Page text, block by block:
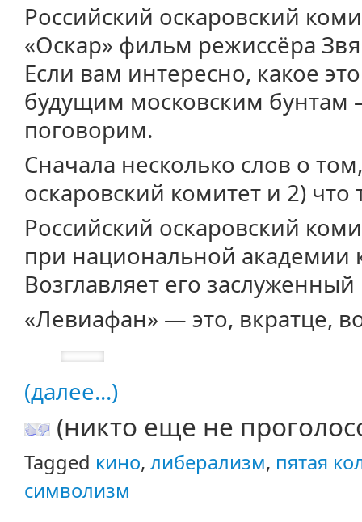
Российский оскаровский
«Оскар» фильм режиссёра
Если вам интересно, какое
будущим московским бунтам
поговорим.
Сначала несколько слов о
оскаровский комитет и 2) что
Российский оскаровский
при национальной академии
Возглавляет его
«Левиафан» — это, вкратце,
(далее...)
(никто еще не
Tagged кино, либерализм, пятая
символизм